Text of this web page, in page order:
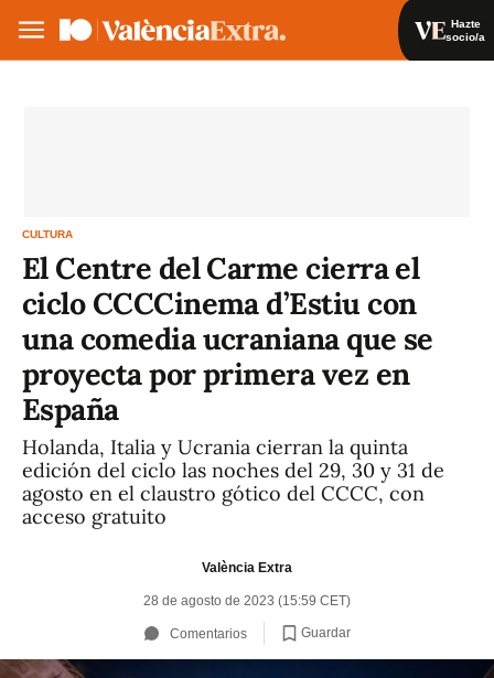
Hazte
socio/a
CULTURA
El Centre del Carme cierra el
ciclo CCCCinema d’Estiu con
una comedia ucraniana que se
proyecta por primera vez en
España
Holanda, Italia y Ucrania cierran la quinta
edición del ciclo las noches del 29, 30 y 31 de
agosto en el claustro gótico del CCCC, con
acceso gratuito
València Extra
28 de agosto de 2023 (15:59 CET)
Comentarios Guardar